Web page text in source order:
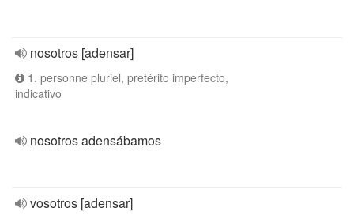
nosotros [adensar]
1. personne pluriel, pretérito imperfecto,
indicativo
nosotros adensábamos
vosotros [adensar]